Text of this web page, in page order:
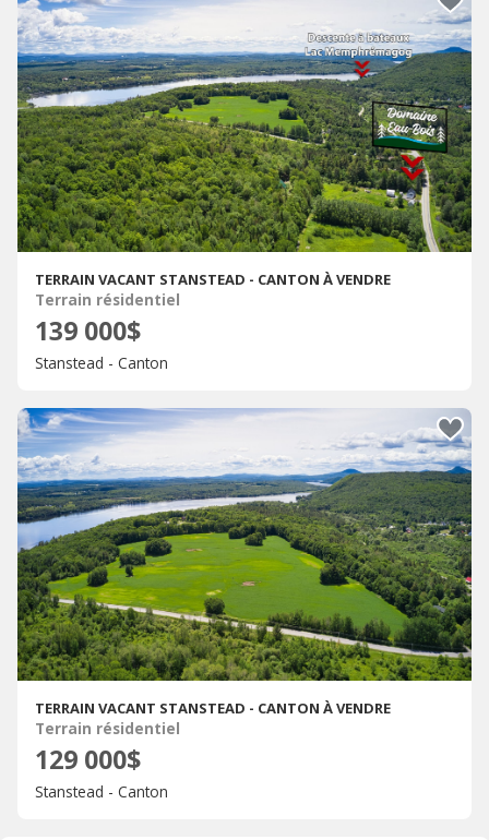
TERRAIN VACANT STANSTEAD - CANTON À VENDRE
Terrain résidentiel
139 000$
Stanstead - Canton
TERRAIN VACANT STANSTEAD - CANTON À VENDRE
Terrain résidentiel
129 000$
Stanstead - Canton